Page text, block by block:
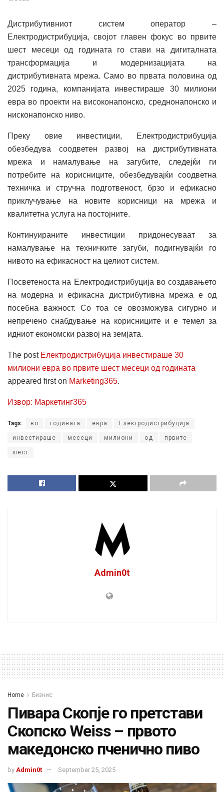
Дистрибутивниот систем оператор –
Електродистрибуција, својот главен фокус во првите
шест месеци од годината го стави на дигиталната
трансформација и модернизацијата на
дистрибутивната мрежа. Само во првата половина од
2025 година, компанијата инвестираше 30 милиони
евра во проекти на високонапонско, среднонапонско и
нисконапонско ниво.
Преку овие инвестиции, Електродистрибуција
обезбедува соодветен развој на дистрибутивната
мрежа и намалување на загубите, следејќи ги
потребите на корисниците, обезбедувајќи соодветна
техничка и стручна подготвеност, брзо и ефикасно
приклучување на новите корисници на мрежа и
квалитетна услуга на постојните.
Континуираните инвестиции придонесуваат за
намалување на техничките загуби, подигнувајќи го
нивото на ефикасност на целиот систем.
Посветеноста на Електродистрибуција во создавањето
на модерна и ефикасна дистрибутивна мрежа е од
посебна важност. Со тоа се овозможува сигурно и
непречено снабдување на корисниците и е темел за
идниот економски развој на земјата.
The post Електродистрибуција инвестираше 30
милиони евра во првите шест месеци од годината
appeared first on Marketing365.
Извор: Маркетинг365
Tags: во годината евра Електродистрибуција
инвестираше месеци милиони од првите
шест
Admin0t
Home Бизнис
Пиварa Скопје го претстави
Скопско Weiss – првото
македонско пченично пиво
by Admin0t September 25, 2025